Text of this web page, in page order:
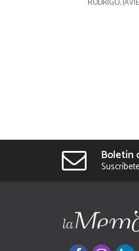
RODRIGO,
Boletín